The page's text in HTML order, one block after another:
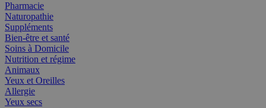
Pharmacie
Naturopathie
Suppléments
Bien-être et santé
Soins à Domicile
Nutrition et régime
Animaux
Yeux et Oreilles
Allergie
Yeux secs